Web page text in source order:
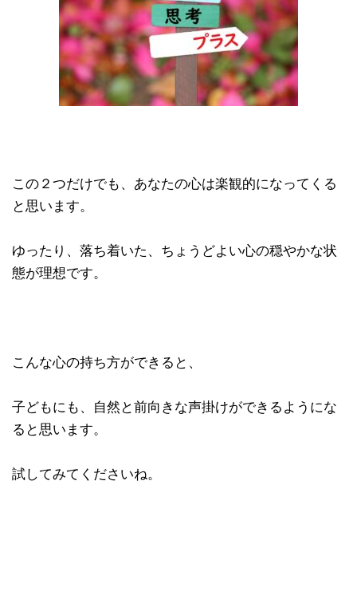
この２つだけでも、あなたの心は楽観的になってくる
と思います。
ゆったり、落ち着いた、ちょうどよい心の穏やかな状
態が理想です。
こんな心の持ち方ができると、
子どもにも、自然と前向きな声掛けができるようにな
ると思います。
試してみてくださいね。